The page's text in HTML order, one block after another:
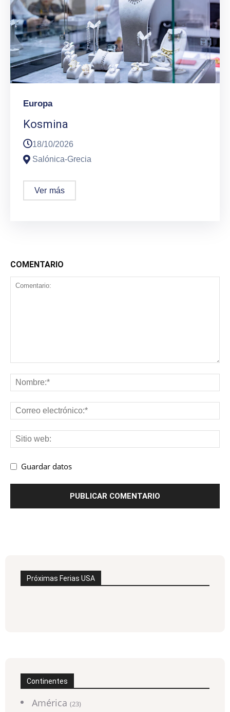
Europa
Kosmina
18/10/2026
Salónica-Grecia
Ver más
COMENTARIO
Guardar datos
Próximas Ferias USA
Continentes
América (23)